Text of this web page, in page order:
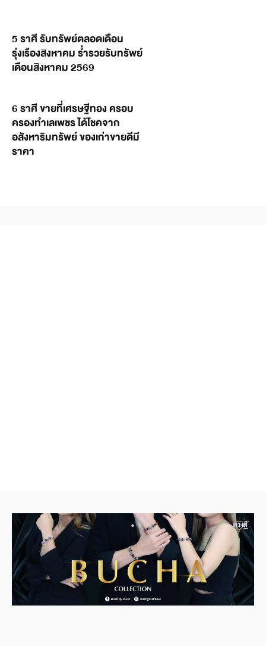
5 ราศี รับทรัพย์ตลอดเดือน
รุ่งเรืองสิงหาคม ร่ำรวยรับทรัพย์
เดือนสิงหาคม 2569
6 ราศี ขายที่เศรษฐีทอง ครอบ
ครองทำเลเพชร ได้โชคจาก
อสังหาริมทรัพย์ ของเก่าขายดีมี
ราคา